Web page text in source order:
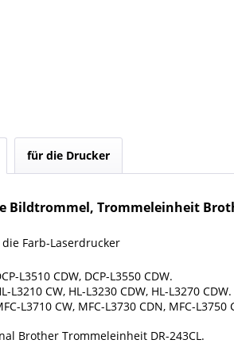
für die Drucker
Bildtrommel, Trommeleinheit
Farb-Laserdrucker
L3510 CDW, DCP-L3550 CDW.
L3210 CW, HL-L3230 CDW, HL-L3270 CDW.
L3710 CW, MFC-L3730 CDN, MFC-L3750
Brother Trommeleinheit DR-243CL.